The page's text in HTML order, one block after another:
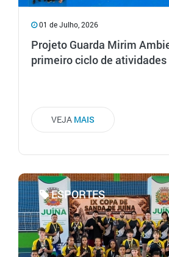
01 de Julho, 2026
Projeto Guarda Mirim
primeiro ciclo de
VEJA MAIS
ESPORTES